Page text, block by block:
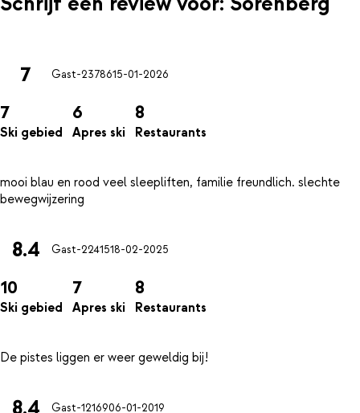
7 Gast-2378615-01-2026
7
Ski gebied
6
Apres ski
8
Restaurants
mooi blau en rood veel sleepliften, familie freundlich. slechte
8.4 Gast-2241518-02-2025
10
Ski gebied
7
Apres ski
8
Restaurants
8.4 Gast-1216906-01-2019